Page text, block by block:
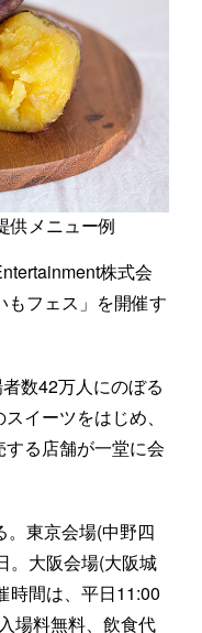
供メニュー例
株式会
もフェス」を開催す
数42万人にのぼる
イーツをはじめ、
る店舗が一堂に会
。東京会場(中野四
。大阪会場(大阪城
時間は、平日11:00
場料無料、飲食代